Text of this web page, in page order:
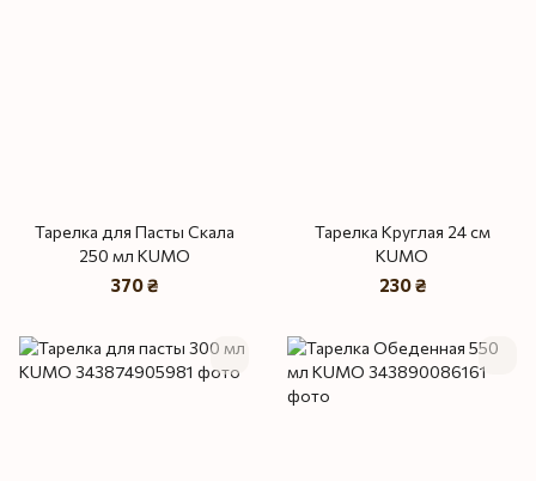
Тарелка для Пасты Скала
250 мл KUMO
370 ₴
Тарелка Круглая 24 см
KUMO
230 ₴